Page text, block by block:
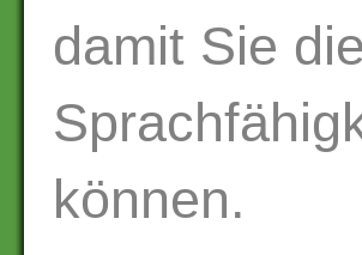
damit Sie
können.